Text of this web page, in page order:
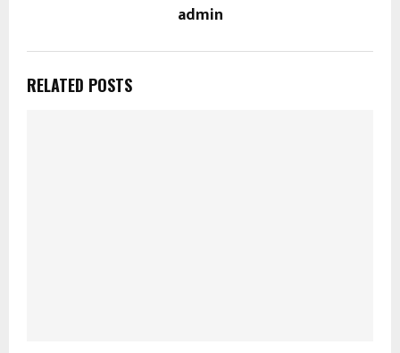
admin
RELATED POSTS